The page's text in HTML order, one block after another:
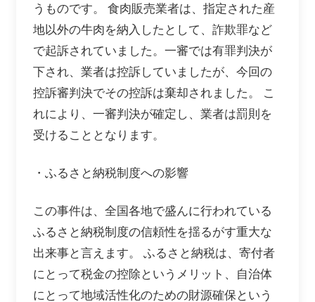
うものです。 食肉販売業者は、指定された産
地以外の牛肉を納入したとして、詐欺罪など
で起訴されていました。一審では有罪判決が
下され、業者は控訴していましたが、今回の
控訴審判決でその控訴は棄却されました。 こ
れにより、一審判決が確定し、業者は罰則を
受けることとなります。
・ふるさと納税制度への影響
この事件は、全国各地で盛んに行われている
ふるさと納税制度の信頼性を揺るがす重大な
出来事と言えます。 ふるさと納税は、寄付者
にとって税金の控除というメリット、自治体
にとって地域活性化のための財源確保という